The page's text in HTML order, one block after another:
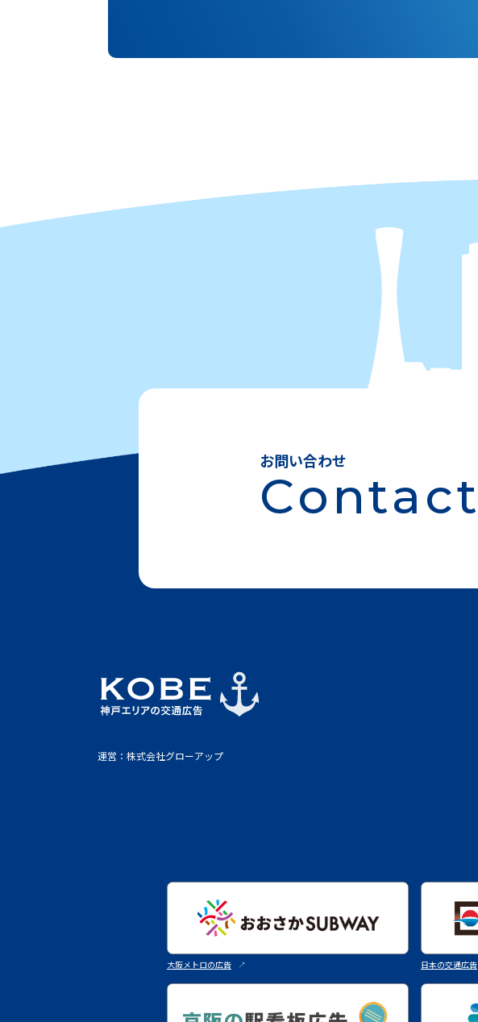
お問い合わせ
Contact
運営：株式会社グローアップ
大阪メトロの広告 ↗︎ 日本の交通広告